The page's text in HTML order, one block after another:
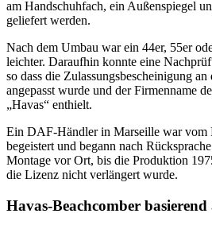
am Handschuhfach, ein Außenspiegel
geliefert werden.
Nach dem Umbau war ein 44er, 55er
leichter. Daraufhin konnte eine
so dass die Zulassungsbescheinigung
angepasst wurde und der Firmenname
„Havas“ enthielt.
Ein DAF-Händler in Marseille war vom
begeistert und begann nach
Montage vor Ort, bis die Produktion
die Lizenz nicht verlängert wurde.
Havas-Beachcomber